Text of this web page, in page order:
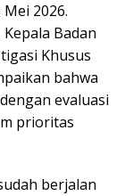
2026.
Badan
Khusus
bahwa
evaluasi
prioritas
berjalan